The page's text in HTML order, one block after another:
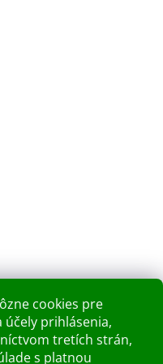
cookies pre
účely prihlásenia,
tretích strán,
s platnou